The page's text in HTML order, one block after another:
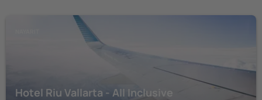
Hotel Riu Vallarta - All Inclusive